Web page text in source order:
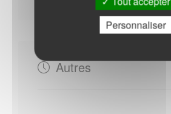
Autres
Personnaliser